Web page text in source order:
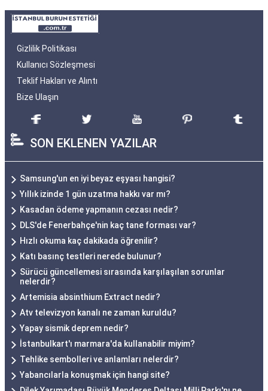
Gizlilik Politikası
Kullanıcı Sözleşmesi
Teklif Hakları ve Alıntı
Bize Ulaşın
SON EKLENEN YAZILAR
Samsung'un en iyi beyaz eşyası hangisi?
Yıllık izinde 1 gün uzatma hakkı var mı?
Kasadan ödeme yapmanın cezası nedir?
DLS'de Fenerbahçe'nin kaç tane forması var?
Hızlı okuma kaç dakikada öğrenilir?
Katı basınç testleri nerede bulunur?
Sürücü güncellemesi sırasında karşılaşılan sorunlar
nelerdir?
Artemisia absinthium Extract nedir?
Atv televizyon kanalı ne zaman kuruldu?
Yapay sismik deprem nedir?
İstanbulkart'ı marmara'da kullanabilir miyim?
Tehlike sembolleri ve anlamları nelerdir?
Yabancılarla konuşmak için hangi site?